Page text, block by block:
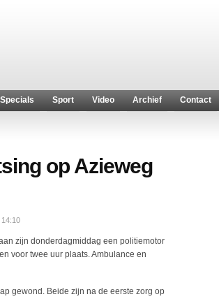
Specials Sport Video Archief Contact
op Azieweg
zijn donderdagmiddag een politiemotor
voor twee uur plaats. Ambulance en
gewond. Beide zijn na de eerste zorg op